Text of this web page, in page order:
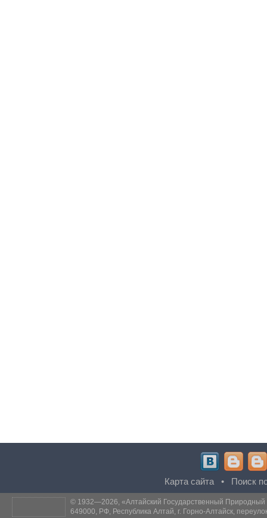
Карта сайта• Поиск
© 1932—2026, «Алтайский Государственный
649000, РФ, Республика Алтай, г. Горно-Алтайск,